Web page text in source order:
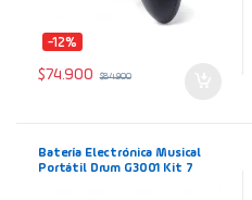
-12%
$74.900 $84.900
Batería Electrónica Musical
Portátil Drum G3001 Kit 7